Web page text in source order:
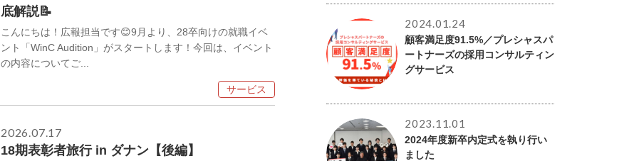
底解説📝
こんにちは！広報担当です😊9月より、28卒向けの就職イベ
ント「WinC Audition」がスタートします！今回は、イベント
の内容についてご...
サービス
2026.07.17
18期表彰者旅行 in ダナン【後編】
2024.01.24
顧客満足度91.5%／プレシャスパ
ートナーズの採用コンサルティン
グサービス
2023.11.01
2024年度新卒内定式を執り行い
ました